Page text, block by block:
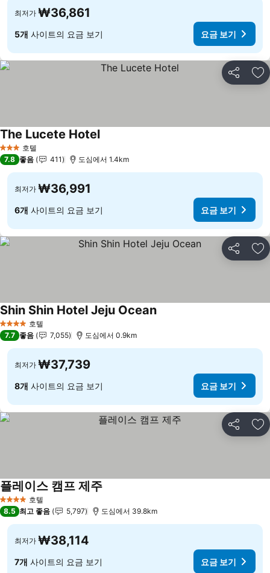
최저가 ₩36,861
5개 사이트의 요금 보기 요금 보기
공유 즐
3 성급 호텔
The Lucete Hotel
7.8 좋음 411 도심에서 1.4km
최저가 ₩36,991
6개 사이트의 요금 보기 요금 보기
공유 즐
4 성급 호텔
Shin Shin Hotel Jeju Ocean
7.7 좋음 7,055 도심에서 0.9km
최저가 ₩37,739
8개 사이트의 요금 보기 요금 보기
공유 즐
4 성급 호텔
플레이스 캠프 제주
8.5 최고 좋음 5,797 도심에서 39.8km
최저가 ₩38,114
7개 사이트의 요금 보기 요금 보기